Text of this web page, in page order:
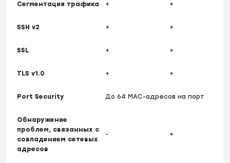
Сегментация трафика + +
SSH v2 + +
SSL + +
TLS v1.0 + +
Port Security До 64 MAC-адресов на порт
Обнаружение
проблем, связанных с
совпадением сетевых
адресов
- +